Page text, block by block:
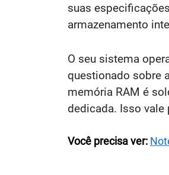
suas
armazenamento
O seu sistema
questionado sobre
memória RAM é
dedicada. Isso
Você precisa ver: